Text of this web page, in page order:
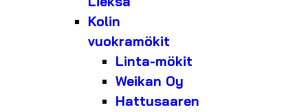
Kolin
vuokramökit
Linta-mökit
Weikan Oy
Hattusaaren